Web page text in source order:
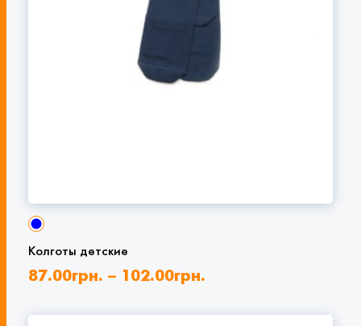
Колготы детские
87.00грн. – 102.00грн.